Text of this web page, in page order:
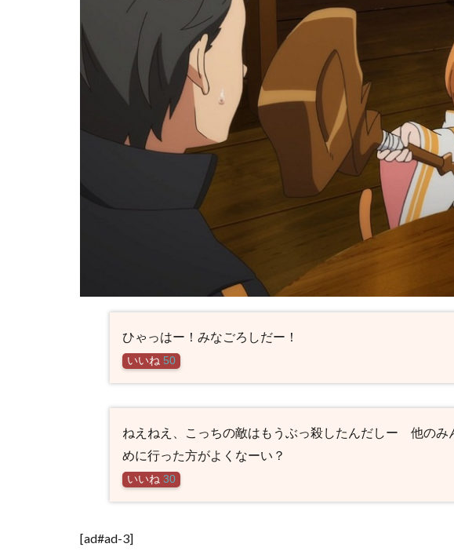
ひゃっはー！みなごろしだー！
いいね 50
ねえねえ、こっちの敵はもうぶっ殺したんだしー 他のみ
めに行った方がよくなーい？
いいね 30
[ad#ad-3]